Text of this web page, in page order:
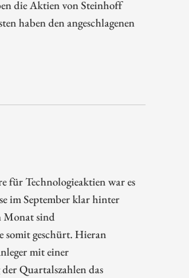
die Aktien von Steinhoff
haben den angeschlagenen
für Technologieaktien war es
im September klar hinter
Monat sind
somit geschürt. Hieran
mit einer
Quartalszahlen das